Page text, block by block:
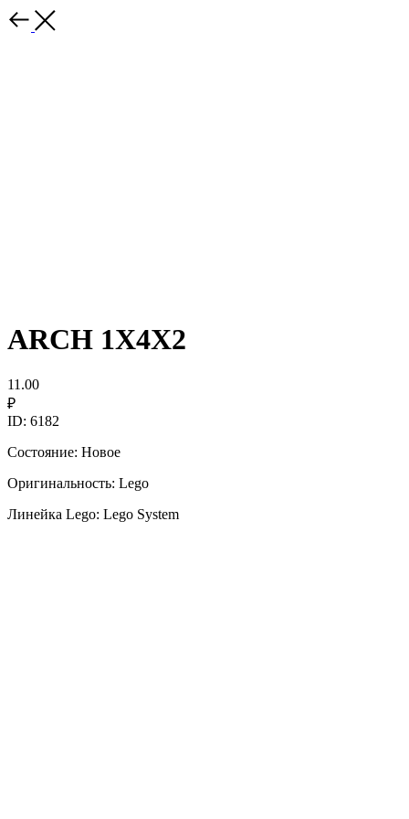
ARCH 1X4X2
11.00
₽
ID: 6182
Состояние: Новое
Оригинальность: Lego
Линейка Lego: Lego System